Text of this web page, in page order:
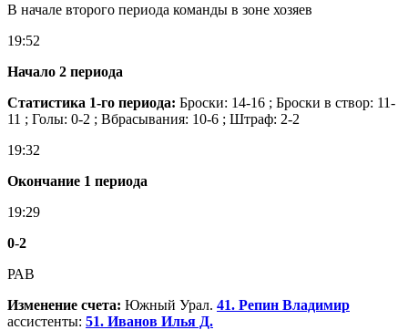
В начале второго периода команды в зоне хозяев
19:52
Начало 2 периода
Статистика 1-го периода: Броски: 14-16 ; Броски в створ: 11-
11 ; Голы: 0-2 ; Вбрасывания: 10-6 ; Штраф: 2-2
19:32
Окончание 1 периода
19:29
0-2
РАВ
Изменение счета: Южный Урал. 41. Репин Владимир
ассистенты: 51. Иванов Илья Д.